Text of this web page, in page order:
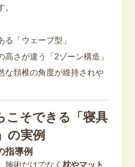
。
「ウェーブ型」
高さが違う「2ゾーン構造」
な頚椎の角度が維持されや
こそできる「寝具
の実例
指導例
施術だけでなく 枕やマット